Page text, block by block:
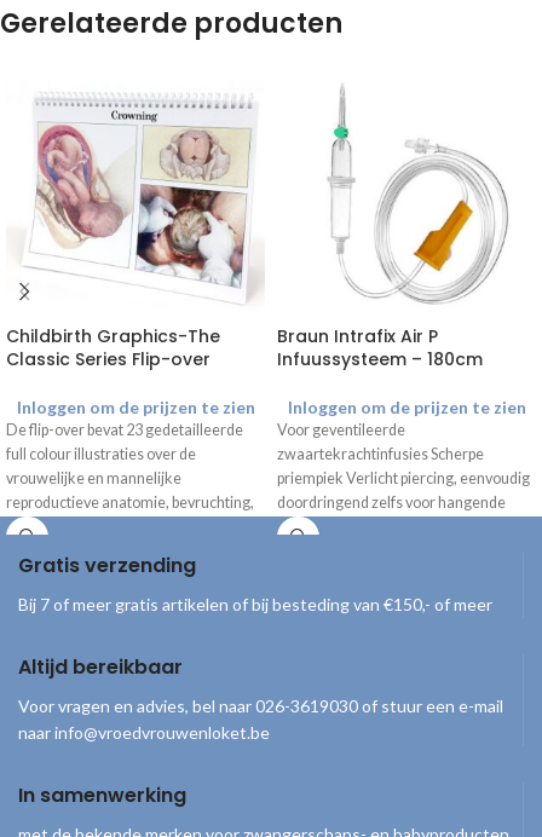
met twee handen vast te houden wat
de stabiliteit tijdens het wegen
Gerelateerde producten
Childbirth Graphics-The
Classic Series Flip-over
Inloggen om de prijzen te zien
De flip-over bevat 23 gedetailleerde
full colour illustraties over de
vrouwelijke en mannelijke
reproductieve anatomie, bevruchting,
ontwikkeling van de foetus,
zwangerschap, geboorte en
verschijningsvormen van de baby. De
kast gepresenteerd kan worden.
beschikbaar met Engelse tekst
Braun Intrafix Air P
Infuussysteem – 180cm
Inloggen om de prijzen te zien
Voor geventileerde
zwaartekrachtinfusies Scherpe
priempiek Verlicht piercing, eenvoudig
doordringend zelfs voor hangende
containers Leegt zonder residu
Gratis verzending
Bij 7 of meer gratis artikelen of bij besteding van €150,- of meer
Altijd bereikbaar
Voor vragen en advies, bel naar 026-3619030 of stuur een e-mail
naar info@vroedvrouwenloket.be
In samenwerking